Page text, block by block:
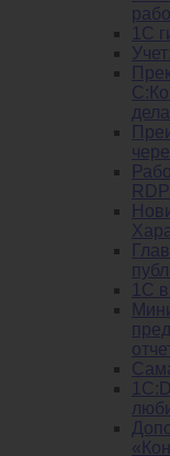
1С
RDP
1С в